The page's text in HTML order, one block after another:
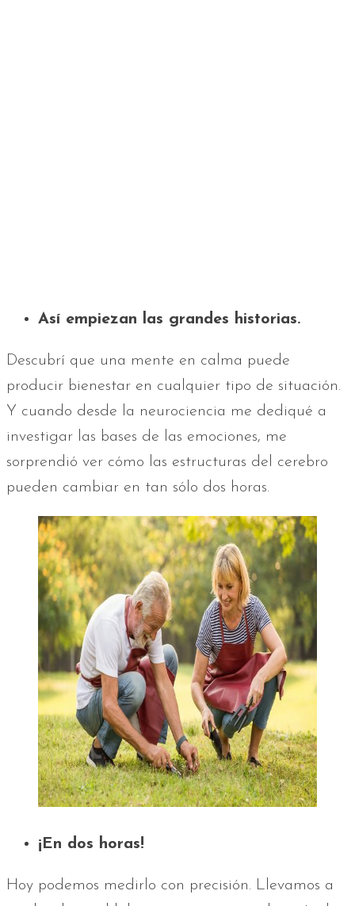
Así empiezan las grandes historias.
Descubrí que una mente en calma puede
producir bienestar en cualquier tipo de situación.
Y cuando desde la neurociencia me dediqué a
investigar las bases de las emociones, me
sorprendió ver cómo las estructuras del cerebro
pueden cambiar en tan sólo dos horas.
¡En dos horas!
Hoy podemos medirlo con precisión. Llevamos a